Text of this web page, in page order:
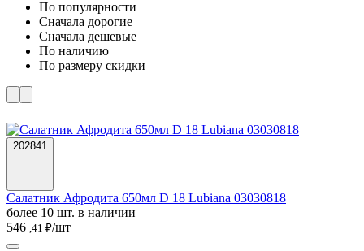
По популярности
Cначала дорогие
Cначала дешевые
По наличию
По размеру скидки
202841
Салатник Афродита 650мл D 18 Lubiana 03030818
более 10 шт. в наличии
546 ,41 ₽/шт